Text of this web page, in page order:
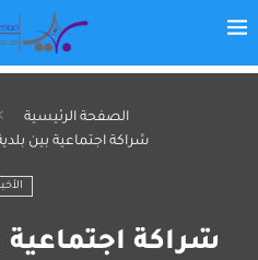
الصفحة الرئيسية
شراكة اجتماعية بين
شراكة اجتماعية